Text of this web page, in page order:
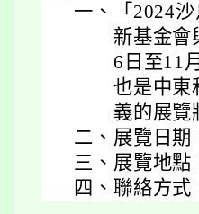
一、
「2024
新基金會
6日至11
也是中東
義的展覽
二、 展覽日期
三、 展覽地點
四、 聯絡方式